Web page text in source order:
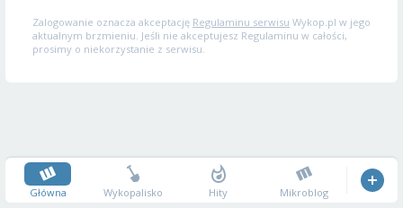
Zalogowanie oznacza akceptację Regulaminu serwisu Wykop.pl w jego
aktualnym brzmieniu. Jeśli nie akceptujesz Regulaminu w całości,
prosimy o niekorzystanie z serwisu.
Główna Wykopalisko Hity Mikroblog